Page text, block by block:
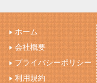
ホーム
会社概要
プライバシーポリシー
利用規約